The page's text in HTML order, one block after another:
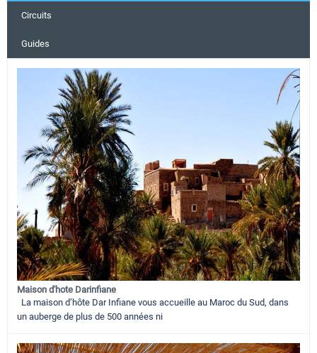
Circuits
Guides
Maison d'hote Darinfiane
La maison d’hôte Dar Infiane vous accueille au Maroc du Sud, dans
un auberge de plus de 500 années ni